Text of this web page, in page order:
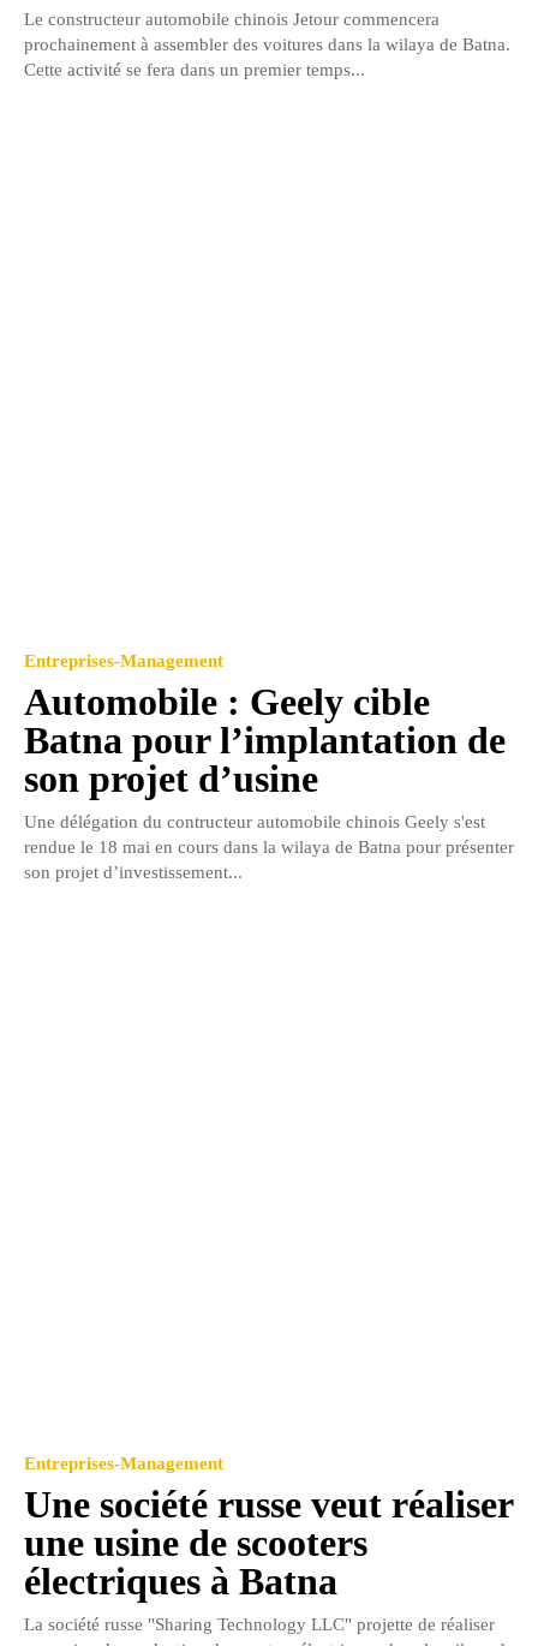
Le constructeur automobile chinois Jetour commencera
prochainement à assembler des voitures dans la wilaya de Batna.
Cette activité se fera dans un premier temps...
Entreprises-Management
Automobile : Geely cible
Batna pour l’implantation de
son projet d’usine
Une délégation du contructeur automobile chinois Geely s'est
rendue le 18 mai en cours dans la wilaya de Batna pour présenter
son projet d’investissement...
Entreprises-Management
Une société russe veut réaliser
une usine de scooters
électriques à Batna
La société russe "Sharing Technology LLC" projette de réaliser